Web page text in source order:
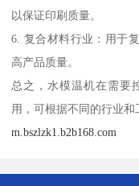
以保证印刷质量。
6. 复合材料行业：用于
高产品质量。
总之，水模温机在需要
用，可根据不同的行业和
m.bszlzk1.b2b168.com